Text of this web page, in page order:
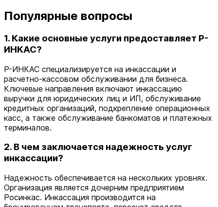
Популярные вопросы
1. Какие основные услуги предоставляет Р-
ИНКАС?
Р-ИНКАС специализируется на инкассации и
расчетно-кассовом обслуживании для бизнеса.
Ключевые направления включают инкассацию
выручки для юридических лиц и ИП, обслуживание
кредитных организаций, подкрепление операционных
касс, а также обслуживание банкоматов и платежных
терминалов.
2. В чем заключается надежность услуг
инкассации?
Надежность обеспечивается на нескольких уровнях.
Организация является дочерним предприятием
Росинкас. Инкассация производится на